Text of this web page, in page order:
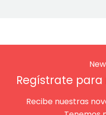
Regístrate
Recibe nuestras